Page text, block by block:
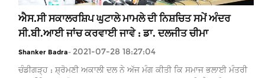
ਐਸ.ਸੀ ਸਕਾਲਰਸ਼ਿਪ ਘੁਟਾਲੇ ਮਾਮਲੇ ਦੀ ਨਿਸ਼ਚਿਤ ਸਮੇਂ ਅੰਦਰ
ਸੀ.ਬੀ.ਆਈ ਜਾਂਚ ਕਰਵਾਈ ਜਾਵੇ : ਡਾ. ਦਲਜੀਤ ਚੀਮਾ
Shanker Badra- 2021-07-28 18:27:04
ਚੰਡੀਗੜ੍ਹ : ਸ਼੍ਰੋਮਣੀ ਅਕਾਲੀ ਦਲ ਨੇ ਅੱਜ ਮੰਗ ਕੀਤੀ ਕਿ ਸਮਾਜ ਭਲਾਈ ਮੰਤਰੀ